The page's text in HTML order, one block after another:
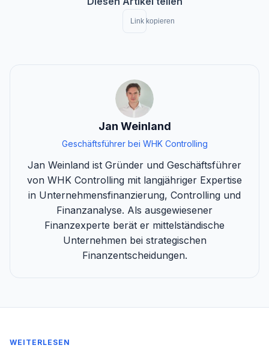
Link kopieren
Jan Weinland
Geschäftsführer bei WHK Controlling
Jan Weinland ist Gründer und Geschäftsführer
von WHK Controlling mit langjähriger Expertise
in Unternehmensfinanzierung, Controlling und
Finanzanalyse. Als ausgewiesener
Finanzexperte berät er mittelständische
Unternehmen bei strategischen
Finanzentscheidungen.
WEITERLESEN